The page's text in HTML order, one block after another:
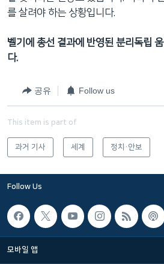
를 살려야 하는 상황입니다.
벨기에 총선 결과에 반영된 분리독립
다.
공유 Follow us
This item is part of
과거 기사 세계 정치·안보
Follow Us
모바일 앱